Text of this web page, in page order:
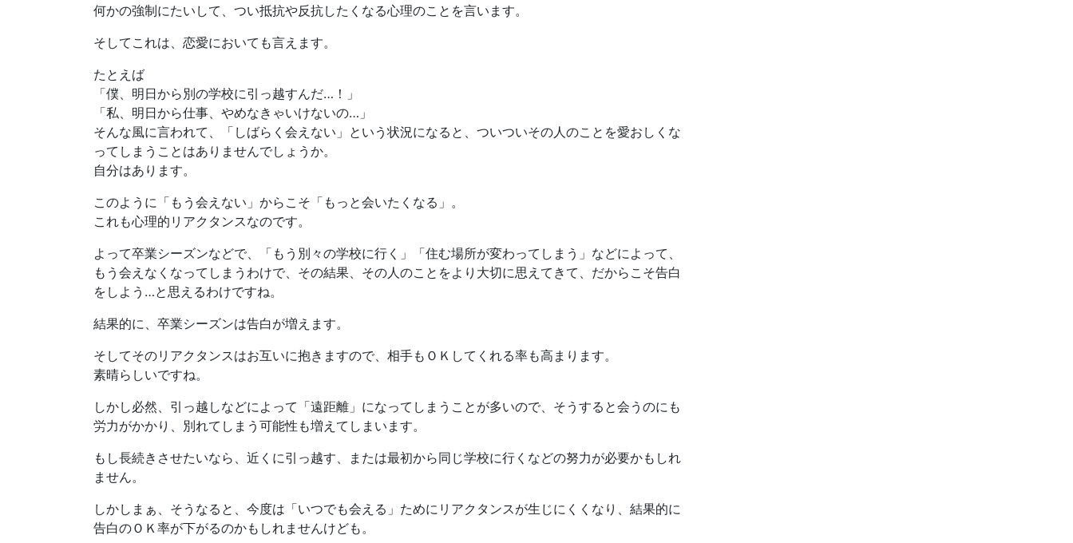
何かの強制にたいして、つい抵抗や反抗したくなる心理のことを言います。
そしてこれは、恋愛においても言えます。
たとえば
「僕、明日から別の学校に引っ越すんだ…！」
「私、明日から仕事、やめなきゃいけないの…」
そんな風に言われて、「しばらく会えない」という状況になると、ついついその人のことを愛おしくな
ってしまうことはありませんでしょうか。
自分はあります。
このように「もう会えない」からこそ「もっと会いたくなる」。
これも心理的リアクタンスなのです。
よって卒業シーズンなどで、「もう別々の学校に行く」「住む場所が変わってしまう」などによって、
もう会えなくなってしまうわけで、その結果、その人のことをより大切に思えてきて、だからこそ告白
をしよう…と思えるわけですね。
結果的に、卒業シーズンは告白が増えます。
そしてそのリアクタンスはお互いに抱きますので、相手もＯＫしてくれる率も高まります。
素晴らしいですね。
しかし必然、引っ越しなどによって「遠距離」になってしまうことが多いので、そうすると会うのにも
労力がかかり、別れてしまう可能性も増えてしまいます。
もし長続きさせたいなら、近くに引っ越す、または最初から同じ学校に行くなどの努力が必要かもしれ
ません。
しかしまぁ、そうなると、今度は「いつでも会える」ためにリアクタンスが生じにくくなり、結果的に
告白のＯＫ率が下がるのかもしれませんけども。